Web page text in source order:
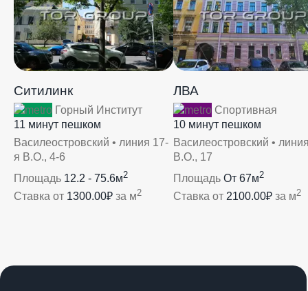
Ситилинк
Горный Институт
11 минут пешком
Василеостровский • линия 17-
я В.О., 4-6
Площадь 12.2 - 75.6м2
Ставка от 1300.00₽ за м2
ЛВА
Спортивная
10 минут пешком
Василеостровский •
В.О., 17
Площадь От 67м2
Ставка от 2100.00₽ за м2